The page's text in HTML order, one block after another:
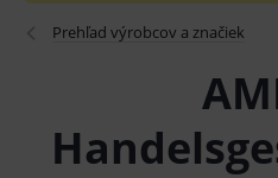
Prehľad výrobcov a značiek